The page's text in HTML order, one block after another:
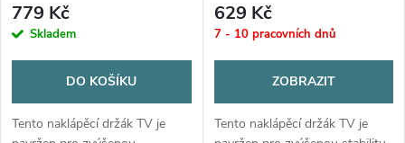
779 Kč
Skladem
DO KOŠÍKU
Tento naklápěcí držák TV je
629 Kč
7 - 10 pracovních dnů
ZOBRAZIT
Tento naklápěcí držák TV je